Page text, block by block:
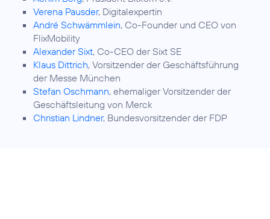
Verena Pausder, Digitalexpertin
André Schwämmlein, Co-Founder und CEO von
FlixMobility
Alexander Sixt, Co-CEO der Sixt SE
Klaus Dittrich, Vorsitzender der Geschäftsführung
der Messe München
Stefan Oschmann, ehemaliger Vorsitzender der
Geschäftsleitung von Merck
Christian Lindner, Bundesvorsitzender der FDP